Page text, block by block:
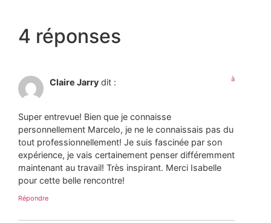
4 réponses
Claire Jarry dit : à
Super entrevue! Bien que je connaisse
personnellement Marcelo, je ne le connaissais pas du
tout professionnellement! Je suis fascinée par son
expérience, je vais certainement penser différemment
maintenant au travail! Très inspirant. Merci Isabelle
pour cette belle rencontre!
Répondre